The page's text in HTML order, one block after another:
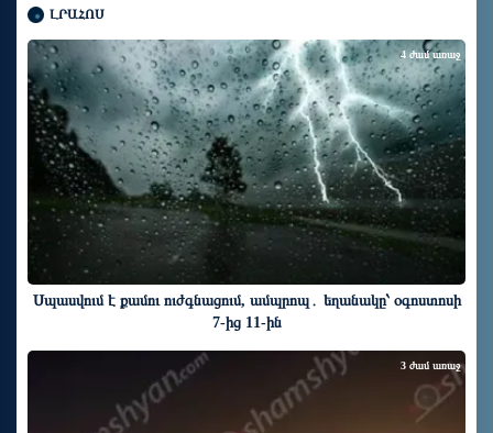
ԼՐԱՀՈՍ
Սպասվում է քամու ուժգնացում, ամպրոպ․ եղանակը՝ օգոստոսի
7-ից 11-ին
4 ժամ առաջ
3 ժամ առաջ